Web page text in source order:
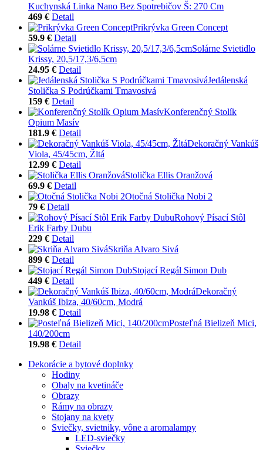
Kuchynská Linka Nano Bez Spotrebičov Š: 270 Cm
469 € Detail
Prikrývka Green Concept
59.9 € Detail
Solárne Svietidlo
Krissy, 20,5/17,3/6,5cm
24.95 € Detail
Jedálenská
Stolička S Podrúčkami Tmavosivá
159 € Detail
Konferenčný Stolík
Opium Masív
181.9 € Detail
Dekoračný Vankúš
Viola, 45/45cm, Žltá
12.99 € Detail
Stolička Ellis Oranžová
69.9 € Detail
Otočná Stolička Nobi 2
79 € Detail
Rohový Písací Stôl
Erik Farby Dubu
229 € Detail
Skriňa Alvaro Sivá
899 € Detail
Stojací Regál Simon Dub
449 € Detail
Dekoračný
Vankúš Ibiza, 40/60cm, Modrá
19.98 € Detail
Posteľná Bielizeň Mici,
140/200cm
19.98 € Detail
Dekorácie a bytové doplnky
Hodiny
Obaly na kvetináče
Obrazy
Rámy na obrazy
Stojany na kvety
Sviečky, svietniky, vône a aromalampy
LED-sviečky